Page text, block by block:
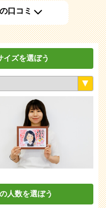
口コミ
イズを選ぼう
人数を選ぼう